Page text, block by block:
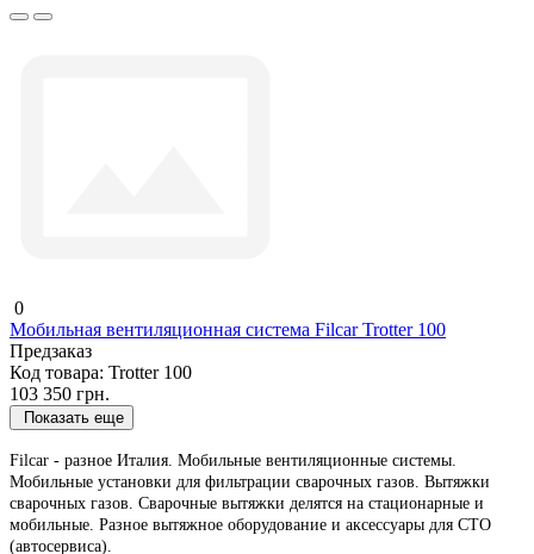
0
Мобильная вентиляционная система Filcar Trotter 100
Предзаказ
Код товара: Trotter 100
103 350 грн.
Показать еще
Filcar - разное Италия. Мобильные вентиляционные системы.
Мобильные установки для фильтрации сварочных газов. Вытяжки
сварочных газов. Сварочные вытяжки делятся на стационарные и
мобильные. Разное вытяжное оборудование и аксессуары для СТО
(автосервиса).